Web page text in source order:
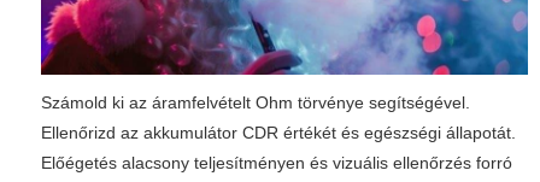
Számold ki az áramfelvételt Ohm törvénye segítségével.
Ellenőrizd az akkumulátor CDR értékét és egészségi állapotát.
Előégetés alacsony teljesítményen és vizuális ellenőrzés forró